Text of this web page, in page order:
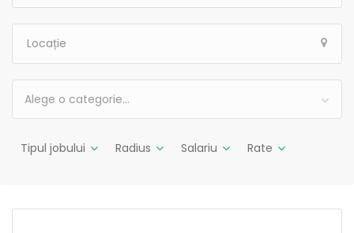
Alege o categorie…
Tipul jobului Radius Salariu Rate